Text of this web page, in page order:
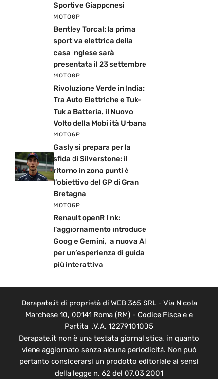
Sportive Giapponesi
MOTOGP
Bentley Torcal: la prima
sportiva elettrica della
casa inglese sarà
presentata il 23 settembre
MOTOGP
Rivoluzione Verde in India:
Tra Auto Elettriche e Tuk-
Tuk a Batteria, il Nuovo
Volto della Mobilità Urbana
MOTOGP
Gasly si prepara per la
sfida di Silverstone: il
ritorno in zona punti è
l’obiettivo del GP di Gran
Bretagna
MOTOGP
Renault openR link:
l’aggiornamento introduce
Google Gemini, la nuova AI
per un’esperienza di guida
più interattiva
Derapate.it di proprietà di WEB 365 SRL - Via Nicola
Marchese 10, 00141 Roma (RM) - Codice Fiscale e
Partita I.V.A. 12279101005
Derapate.it non è una testata giornalistica, in quanto
viene aggiornato senza alcuna periodicità. Non può
pertanto considerarsi un prodotto editoriale ai sensi
della legge n. 62 del 07.03.2001